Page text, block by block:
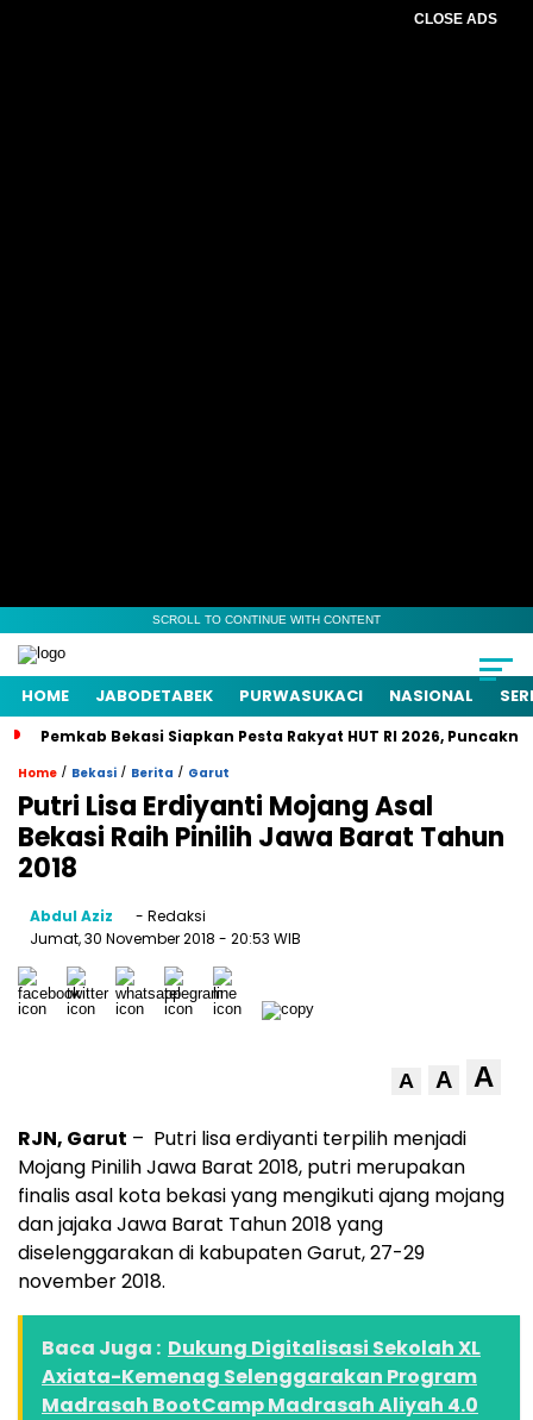
CLOSE ADS
SCROLL TO CONTINUE WITH CONTENT
HOME JABODETABEK PURWASUKACI NASIONAL
Pemkab Bekasi Siapkan Pesta Rakyat HUT RI 2026,
Home / Bekasi / Berita / Garut
Putri Lisa Erdiyanti Mojang Asal
Bekasi Raih Pinilih Jawa Barat Tahun
2018
Abdul Aziz
- Redaksi
Jumat, 30 November 2018 - 20:53 WIB
A A A
RJN, Garut – Putri lisa erdiyanti terpilih menjadi
Mojang Pinilih Jawa Barat 2018, putri merupakan
finalis asal kota bekasi yang mengikuti ajang mojang
dan jajaka Jawa Barat Tahun 2018 yang
diselenggarakan di kabupaten Garut, 27-29
november 2018.
Baca Juga : Dukung Digitalisasi Sekolah XL
Axiata-Kemenag Selenggarakan Program
Madrasah BootCamp Madrasah Aliyah 4.0